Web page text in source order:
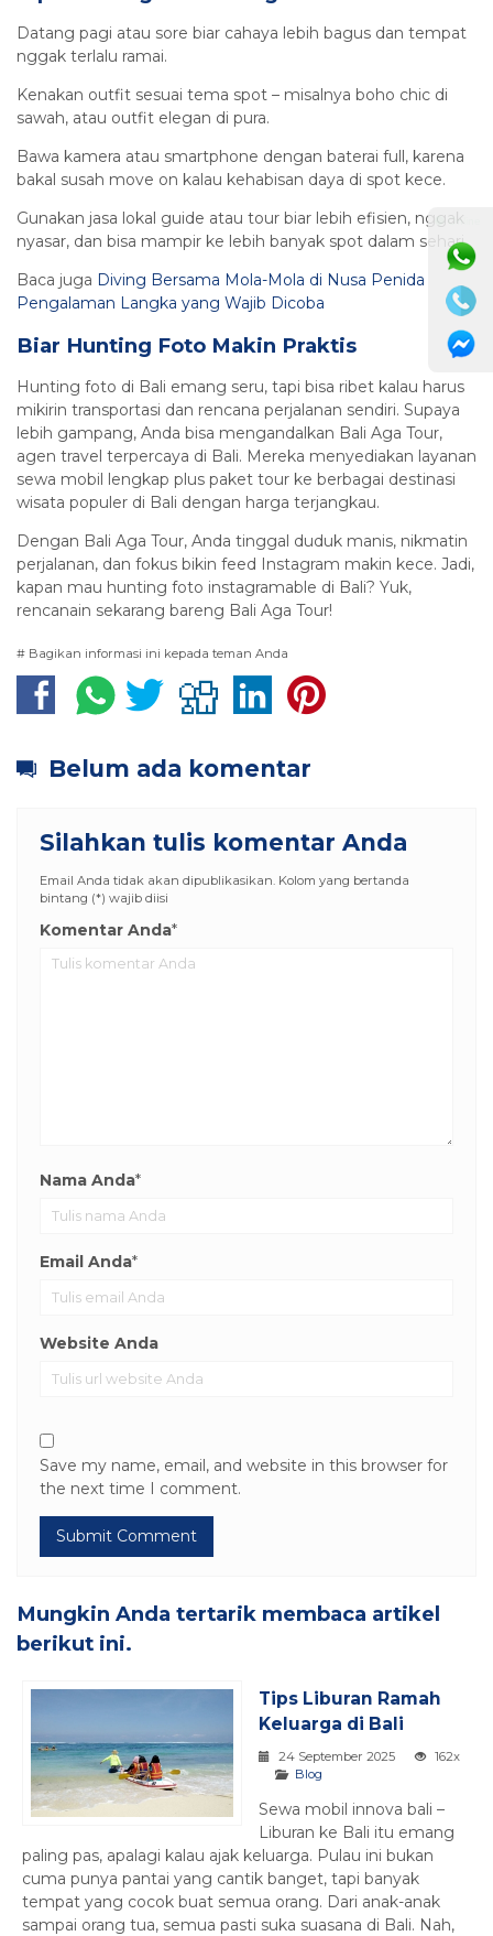
Datang pagi atau sore biar cahaya lebih bagus dan tempat
nggak terlalu ramai.
Kenakan outfit sesuai tema spot – misalnya boho chic di
sawah, atau outfit elegan di pura.
Bawa kamera atau smartphone dengan baterai full, karena
bakal susah move on kalau kehabisan daya di spot kece.
Gunakan jasa lokal guide atau tour biar lebih efisien, nggak
nyasar, dan bisa mampir ke lebih banyak spot dalam sehari.
Baca juga Diving Bersama Mola-Mola di Nusa Penida
Pengalaman Langka yang Wajib Dicoba
Biar Hunting Foto Makin Praktis
Hunting foto di Bali emang seru, tapi bisa ribet kalau harus
mikirin transportasi dan rencana perjalanan sendiri. Supaya
lebih gampang, Anda bisa mengandalkan Bali Aga Tour,
agen travel terpercaya di Bali. Mereka menyediakan layanan
sewa mobil lengkap plus paket tour ke berbagai destinasi
wisata populer di Bali dengan harga terjangkau.
Dengan Bali Aga Tour, Anda tinggal duduk manis, nikmatin
perjalanan, dan fokus bikin feed Instagram makin kece. Jadi,
kapan mau hunting foto instagramable di Bali? Yuk,
rencanain sekarang bareng Bali Aga Tour!
# Bagikan informasi ini kepada teman Anda
Belum ada komentar
Silahkan tulis komentar Anda
Email Anda tidak akan dipublikasikan. Kolom yang bertanda
bintang (*) wajib diisi
Komentar Anda*
Nama Anda*
Email Anda*
Website Anda
Save my name, email, and website in this browser for
the next time I comment.
Mungkin Anda tertarik membaca artikel
berikut ini.
Tips Liburan Ramah
Keluarga di Bali
24 September 2025
162x
Blog
Sewa mobil innova bali –
Liburan ke Bali itu emang
paling pas, apalagi kalau ajak keluarga. Pulau ini bukan
cuma punya pantai yang cantik banget, tapi banyak
tempat yang cocok buat semua orang. Dari anak-anak
sampai orang tua, semua pasti suka suasana di Bali. Nah,
⚫ Online